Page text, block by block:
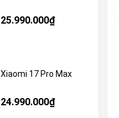
25.990.000₫
Xiaomi 17 Pro Max
24.990.000₫